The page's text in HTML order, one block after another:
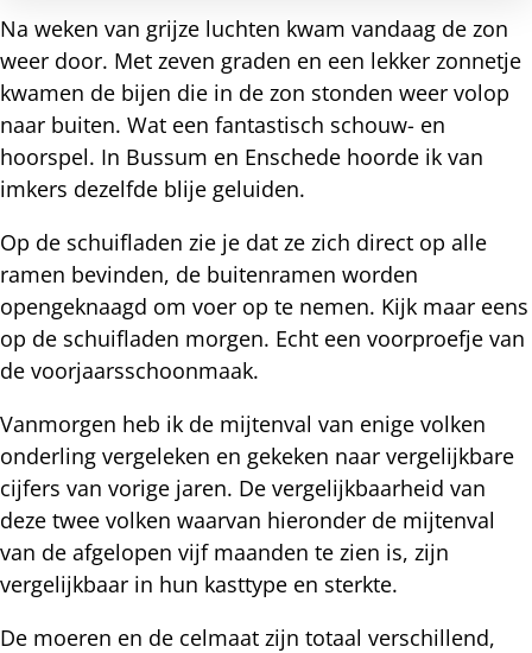
Na weken van grijze luchten kwam vandaag de zon
weer door. Met zeven graden en een lekker zonnetje
kwamen de bijen die in de zon stonden weer volop
naar buiten. Wat een fantastisch schouw- en
hoorspel. In Bussum en Enschede hoorde ik van
imkers dezelfde blije geluiden.
Op de schuifladen zie je dat ze zich direct op alle
ramen bevinden, de buitenramen worden
opengeknaagd om voer op te nemen. Kijk maar eens
op de schuifladen morgen. Echt een voorproefje van
de voorjaarsschoonmaak.
Vanmorgen heb ik de mijtenval van enige volken
onderling vergeleken en gekeken naar vergelijkbare
cijfers van vorige jaren. De vergelijkbaarheid van
deze twee volken waarvan hieronder de mijtenval
van de afgelopen vijf maanden te zien is, zijn
vergelijkbaar in hun kasttype en sterkte.
De moeren en de celmaat zijn totaal verschillend,